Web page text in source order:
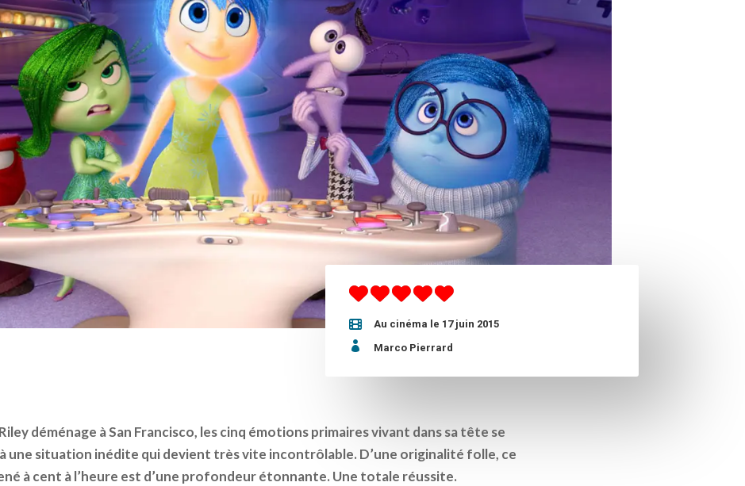
Au cinéma le 17 juin 2015
 Marco Pierrard
déménage à San Francisco, les cinq émotions primaires vivant dans sa tête se
une situation inédite qui devient très vite incontrôlable. D’une originalité folle, ce
à cent à l’heure est d’une profondeur étonnante. Une totale réussite.